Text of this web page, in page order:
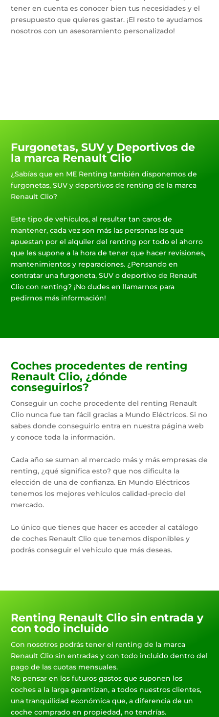
tener en cuenta es conocer bien tus necesidades y el
presupuesto que quieres gastar. ¡El resto te ayudamos
nosotros con un asesoramiento personalizado!
Furgonetas, SUV y Deportivos de
la marca Renault Clio
¿Sabías que en ME Renting también disponemos de
furgonetas, SUV y deportivos de renting de la marca
Renault Clio?
Este tipo de vehículos, al resultar tan caros de
mantener, cada vez son más las personas las que
apuestan por el alquiler del renting por todo el ahorro
que les supone a la hora de tener que hacer revisiones,
mantenimientos y reparaciones. ¿Pensando en
contratar una furgoneta, SUV o deportivo de Renault
Clio con renting? ¡No dudes en llamarnos para
pedirnos más información!
Coches procedentes de renting
Renault Clio, ¿dónde
conseguirlos?
Conseguir un coche procedente del renting Renault
Clio nunca fue tan fácil gracias a Mundo Eléctricos. Si no
sabes donde conseguirlo entra en nuestra página web
y conoce toda la información.
Cada año se suman al mercado más y más empresas de
renting, ¿qué significa esto? que nos dificulta la
elección de una de confianza. En Mundo Eléctricos
tenemos los mejores vehículos calidad-precio del
mercado.
Lo único que tienes que hacer es acceder al catálogo
de coches Renault Clio que tenemos disponibles y
podrás conseguir el vehículo que más deseas.
Renting Renault Clio sin entrada y
con todo incluido
Con nosotros podrás tener el renting de la marca
Renault Clio sin entradas y con todo incluido dentro del
pago de las cuotas mensuales.
No pensar en los futuros gastos que suponen los
coches a la larga garantizan, a todos nuestros clientes,
una tranquilidad económica que, a diferencia de un
coche comprado en propiedad, no tendrías.